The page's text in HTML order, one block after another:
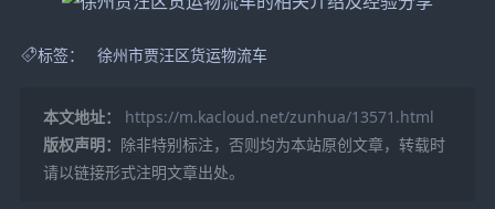
标签： 徐州市贾汪区货运物流车
本文地址：
https://m.kacloud.net/zunhua/13571.html
版权声明： 除非特别标注，否则均为本站原创文章，转载时
请以链接形式注明文章出处。